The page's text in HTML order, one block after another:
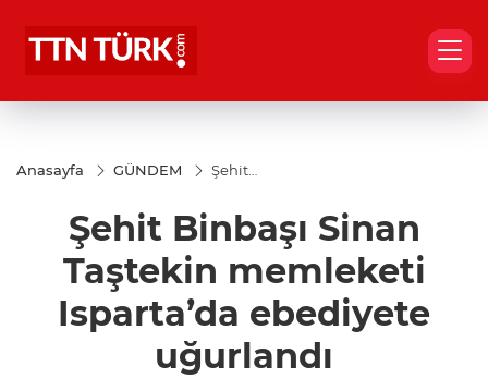
Anasayfa GÜNDEM
Şehit
Taştekin
memleketi
ebediyete
Şehit Binbaşı Sinan
Taştekin memleketi
Isparta’da ebediyete
uğurlandı